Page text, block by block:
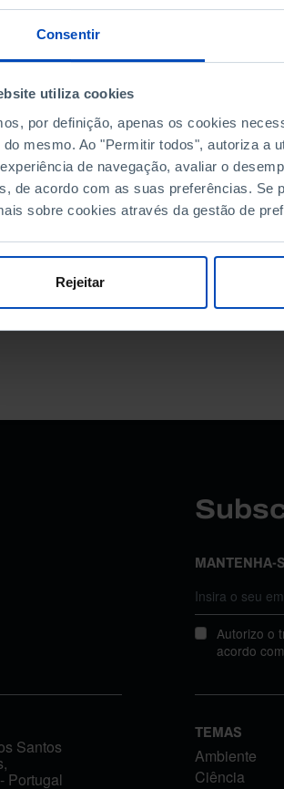
Consentir
utiliza cookies
por definição, apenas os cookies
do mesmo. Ao "Permitir todos", autoriza a
de navegação, avaliar o
de acordo com as suas preferências. Se
sobre cookies através da gestão de
Rejeitar
DATA DE FIM
MANTENHA-
Autorizo o
acordo
Santos
Portugal
TEMAS
Ambiente
Ciência